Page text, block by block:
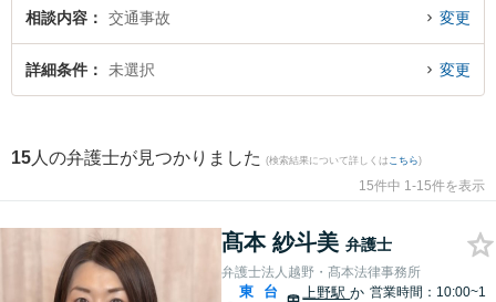
弁護士を検索したい』『初回相談無料で交通事故を法律相談できる台東区内の
弁護士に相談予約したい』などでお困りの相談者さんにおすすめです。
相談内容 交通事故 変更
詳細条件 未選択 変更
15 人の弁護士が見つかりました (検索結果について詳しくは こちら)
15件中 1-15件を表示
髙本 紗斗美 弁護士
弁護士法人越野・髙本法律事務所
東
台
上野駅か 営業時間：10:00~1